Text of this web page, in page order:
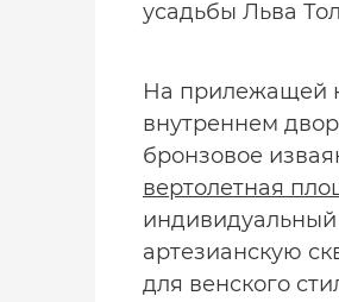
усадьбы Льва
На прилежащей
внутреннем
бронзовое
вертолетная
артезианскую
для венского